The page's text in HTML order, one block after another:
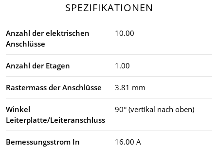
SPEZIFIKATIONEN
Anzahl der elektrischen
Anschlüsse
10.00
Anzahl der Etagen 1.00
Rastermass der Anschlüsse 3.81 mm
Winkel
Leiterplatte/Leiteranschluss
90° (vertikal nach oben)
Bemessungsstrom In 16.00 A